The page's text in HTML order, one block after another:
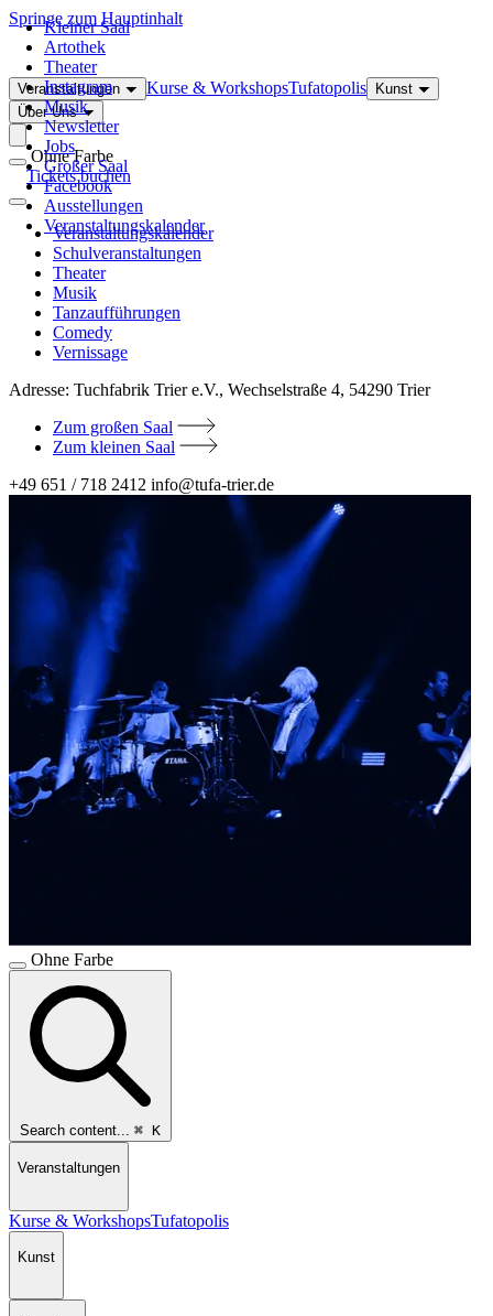
Springe zum Hauptinhalt
Veranstaltungen Kurse & WorkshopsTufatopolis
Kunst
Über Uns
Ohne Farbe
Tickets buchen
Veranstaltungskalender
Schulveranstaltungen
Theater
Musik
Tanzaufführungen
Comedy
Vernissage
Adresse: Tuchfabrik Trier e.V., Wechselstraße 4, 54290 Trier
Zum großen Saal
Zum kleinen Saal
+49 651 / 718 2412 info@tufa-trier.de
Ohne Farbe
Search content... ⌘ K
Veranstaltungen
Kurse & WorkshopsTufatopolis
Kunst
Kleiner Saal
Artothek
Theater
Instagram
Musik
Newsletter
Jobs
Großer Saal
Facebook
Ausstellungen
Veranstaltungskalender